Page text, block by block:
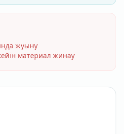
жуыну
материал жинау